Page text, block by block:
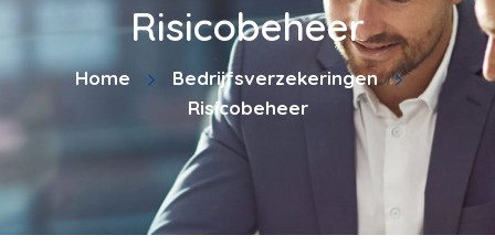
Risicobeheer
Home
Bedrijfsverzekeringen
Risicobeheer